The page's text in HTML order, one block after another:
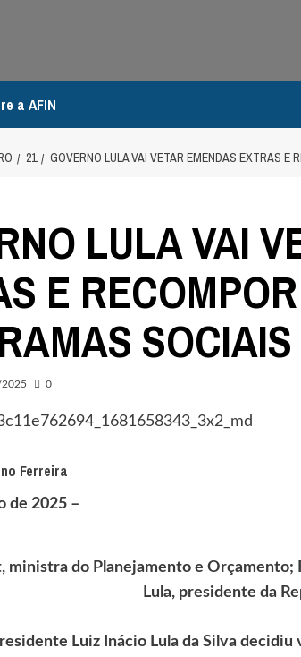
a AFIN
21 GOVERNO LULA VAI VETAR EMENDAS EXTRAS E
LULA VAI
E
SOCIAIS
0
Ferreira
de 2025 –
ministra do Planejamento e Orçamento;
Lula, presidente da
Luiz Inácio Lula da Silva decidiu